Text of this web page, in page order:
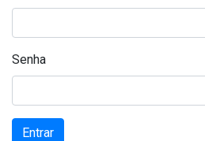
Senha
Entrar